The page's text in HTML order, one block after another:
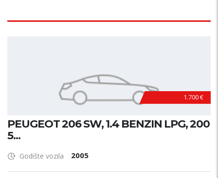
1.700 €
PEUGEOT 206 SW, 1.4 BENZIN LPG, 200
5...
Godište vozila 2005